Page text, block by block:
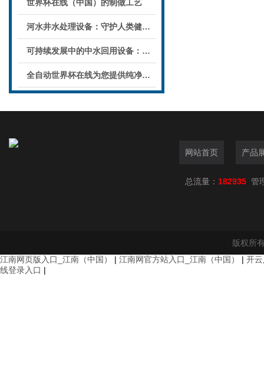
世界杯在线（中国）的制做工艺
河水井水处理设备：守护人类健康的环保卫士
可持续发展中的中水回用设备：节水与环境保护双赢
全自动世界杯在线为您提供纯净健康的水源
网站首页 产品
总流量： 182935 管
版权所
江南网页版入口_江南（中国）
| 江南网官方站入口_江南（中国） | 开
线登录入口 |